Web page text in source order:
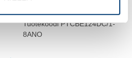
Electronic circuit breaker
Tuotekoodi PTCBE124DC/1-
8ANO